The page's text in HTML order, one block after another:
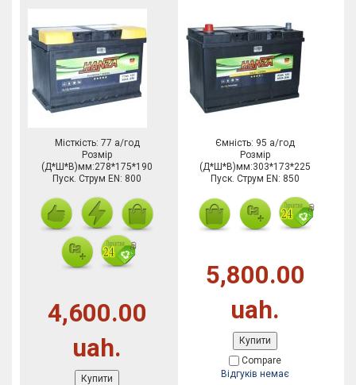
Місткість: 77 а/год
Розмір
(Д*Ш*В)мм:278*175*190
Пуск. Струм EN: 800
4,600.00
uah.
Купити
Ємність: 95 а/год
Розмір
(Д*Ш*В)мм:303*173*225
Пуск. Струм EN: 850
5,800.00
uah.
Купити
Compare
Відгуків немає